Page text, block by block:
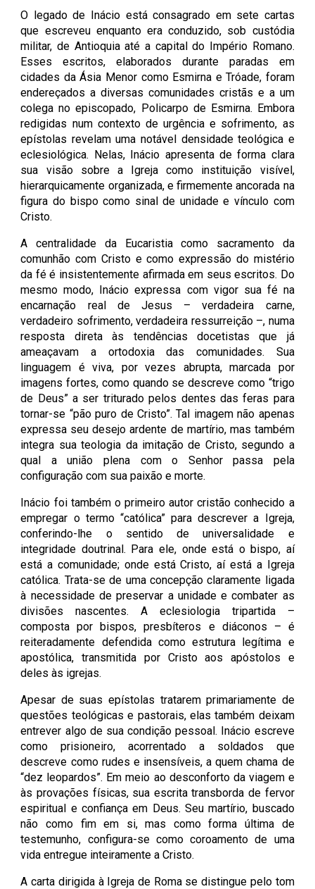
O legado de Inácio está consagrado em sete cartas
que escreveu enquanto era conduzido, sob custódia
militar, de Antioquia até a capital do Império Romano.
Esses escritos, elaborados durante paradas em
cidades da Ásia Menor como Esmirna e Tróade, foram
endereçados a diversas comunidades cristãs e a um
colega no episcopado, Policarpo de Esmirna. Embora
redigidas num contexto de urgência e sofrimento, as
epístolas revelam uma notável densidade teológica e
eclesiológica. Nelas, Inácio apresenta de forma clara
sua visão sobre a Igreja como instituição visível,
hierarquicamente organizada, e firmemente ancorada na
figura do bispo como sinal de unidade e vínculo com
Cristo.
A centralidade da Eucaristia como sacramento da
comunhão com Cristo e como expressão do mistério
da fé é insistentemente afirmada em seus escritos. Do
mesmo modo, Inácio expressa com vigor sua fé na
encarnação real de Jesus – verdadeira carne,
verdadeiro sofrimento, verdadeira ressurreição –, numa
resposta direta às tendências docetistas que já
ameaçavam a ortodoxia das comunidades. Sua
linguagem é viva, por vezes abrupta, marcada por
imagens fortes, como quando se descreve como “trigo
de Deus” a ser triturado pelos dentes das feras para
tornar-se “pão puro de Cristo”. Tal imagem não apenas
expressa seu desejo ardente de martírio, mas também
integra sua teologia da imitação de Cristo, segundo a
qual a união plena com o Senhor passa pela
configuração com sua paixão e morte.
Inácio foi também o primeiro autor cristão conhecido a
empregar o termo “católica” para descrever a Igreja,
conferindo-lhe o sentido de universalidade e
integridade doutrinal. Para ele, onde está o bispo, aí
está a comunidade; onde está Cristo, aí está a Igreja
católica. Trata-se de uma concepção claramente ligada
à necessidade de preservar a unidade e combater as
divisões nascentes. A eclesiologia tripartida –
composta por bispos, presbíteros e diáconos – é
reiteradamente defendida como estrutura legítima e
apostólica, transmitida por Cristo aos apóstolos e
deles às igrejas.
Apesar de suas epístolas tratarem primariamente de
questões teológicas e pastorais, elas também deixam
entrever algo de sua condição pessoal. Inácio escreve
como prisioneiro, acorrentado a soldados que
descreve como rudes e insensíveis, a quem chama de
“dez leopardos”. Em meio ao desconforto da viagem e
às provações físicas, sua escrita transborda de fervor
espiritual e confiança em Deus. Seu martírio, buscado
não como fim em si, mas como forma última de
testemunho, configura-se como coroamento de uma
vida entregue inteiramente a Cristo.
A carta dirigida à Igreja de Roma se distingue pelo tom